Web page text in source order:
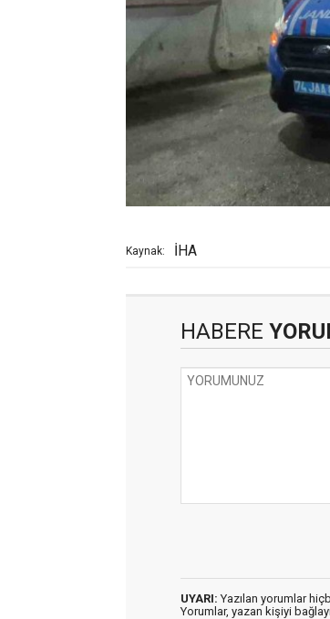
Kaynak: İHA
HABERE
UYARI: Yazılan yorumlar
Yorumlar, yazan kişiyi